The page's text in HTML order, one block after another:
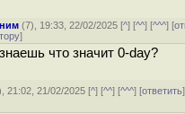
(7), 19:33, 22/02/2025 [^] [^^] [^^^] [
]
что значит 0-day?
21:02, 21/02/2025 [^] [^^] [^^^] [ответить